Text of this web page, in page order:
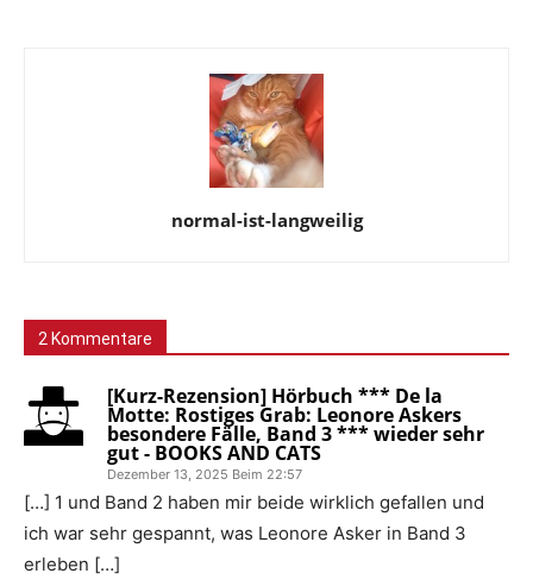
normal-ist-langweilig
2 Kommentare
[Kurz-Rezension] Hörbuch *** De la
Motte: Rostiges Grab: Leonore Askers
besondere Fälle, Band 3 *** wieder sehr
gut - BOOKS AND CATS
Dezember 13, 2025 Beim 22:57
[…] 1 und Band 2 haben mir beide wirklich gefallen und
ich war sehr gespannt, was Leonore Asker in Band 3
erleben […]